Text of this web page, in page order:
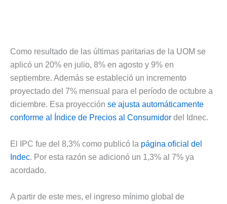
Como resultado de las últimas paritarias de la UOM se
aplicó un 20% en julio, 8% en agosto y 9% en
septiembre. Además se estableció un incremento
proyectado del 7% mensual para el período de octubre a
diciembre. Esa proyección se ajusta automáticamente
conforme al Índice de Precios al Consumidor del Idnec.
El IPC fue del 8,3% como publicó la página oficial del
Indec. Por esta razón se adicionó un 1,3% al 7% ya
acordado.
A partir de este mes, el ingreso mínimo global de